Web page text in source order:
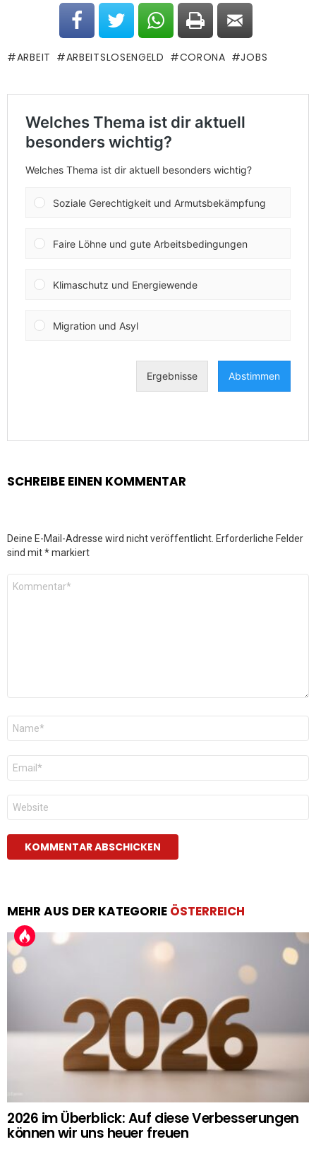
ARBEIT ARBEITSLOSENGELD CORONA JOBS
SCHREIBE EINEN KOMMENTAR
Deine E-Mail-Adresse wird nicht veröffentlicht. Erforderliche Felder
sind mit*markiert
Kommentar
Name
E-
Mail
*
Website
MEHR AUS DER KATEGORIE ÖSTERREICH
2026 im Überblick: Auf diese Verbesserungen
können wir uns heuer freuen